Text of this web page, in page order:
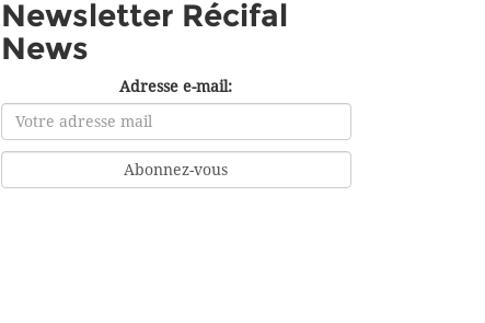
Newsletter Récifal
News
Adresse e-mail: